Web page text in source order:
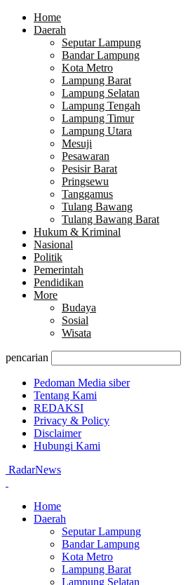
Home
Daerah
Seputar Lampung
Bandar Lampung
Kota Metro
Lampung Barat
Lampung Selatan
Lampung Tengah
Lampung Timur
Lampung Utara
Mesuji
Pesawaran
Pesisir Barat
Pringsewu
Tanggamus
Tulang Bawang
Tulang Bawang Barat
Hukum & Kriminal
Nasional
Politik
Pemerintah
Pendidikan
More
Budaya
Sosial
Wisata
pencarian
Pedoman Media siber
Tentang Kami
REDAKSI
Privacy & Policy
Disclaimer
Hubungi Kami
RadarNews
Home
Daerah
Seputar Lampung
Bandar Lampung
Kota Metro
Lampung Barat
Lampung Selatan